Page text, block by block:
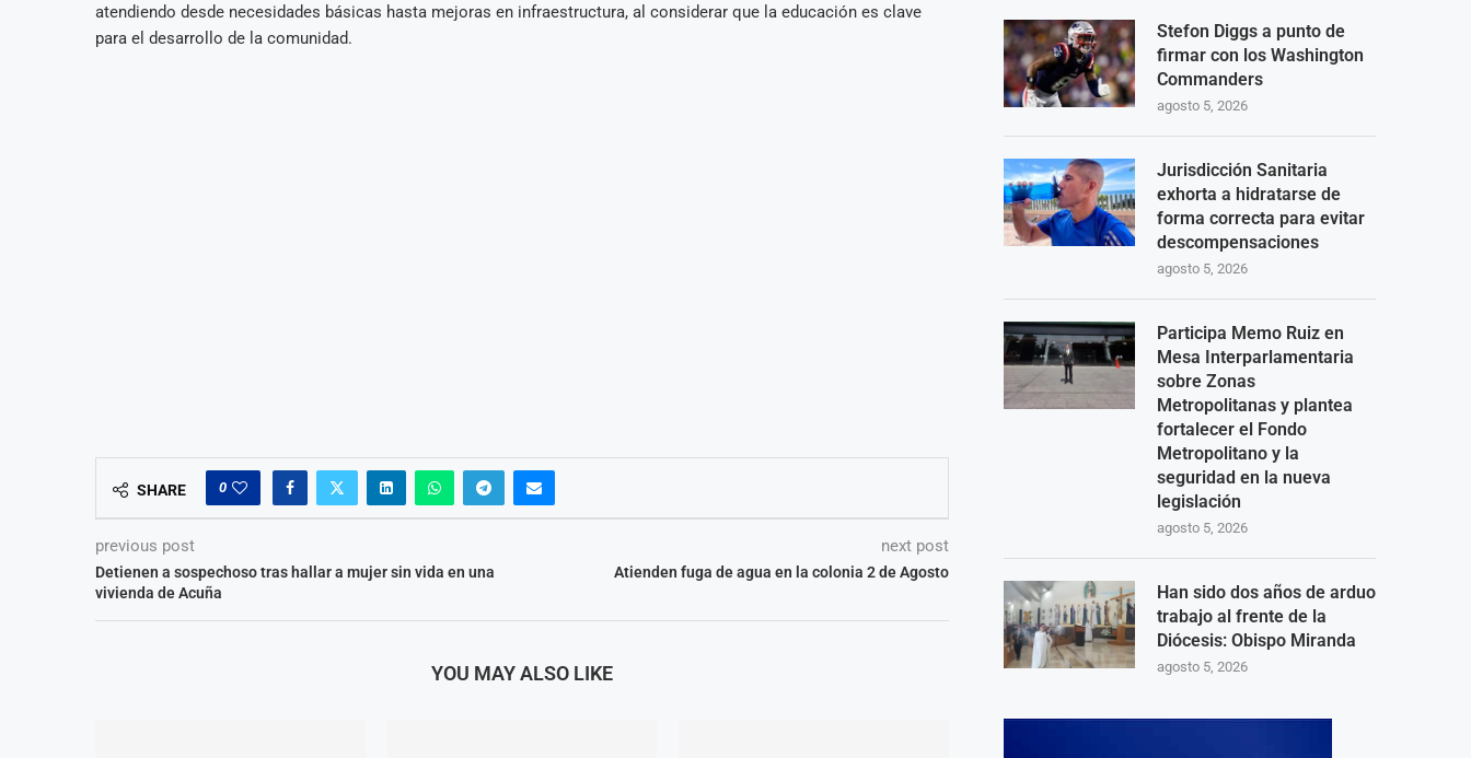
atendiendo desde necesidades básicas hasta mejoras en infraestructura, al considerar que la educación es clave
para el desarrollo de la comunidad.
SHARE 0
previous post
Detienen a sospechoso tras hallar a mujer sin vida en una
vivienda de Acuña
next post
Atienden fuga de agua en la colonia 2 de Agosto
YOU MAY ALSO LIKE
Stefon Diggs a punto de
firmar con los Washington
Commanders
agosto 5, 2026
Jurisdicción Sanitaria
exhorta a hidratarse de
forma correcta para evitar
descompensaciones
agosto 5, 2026
Participa Memo Ruiz en
Mesa Interparlamentaria
sobre Zonas
Metropolitanas y plantea
fortalecer el Fondo
Metropolitano y la
seguridad en la nueva
legislación
agosto 5, 2026
Han sido dos años de arduo
trabajo al frente de la
Diócesis: Obispo Miranda
agosto 5, 2026